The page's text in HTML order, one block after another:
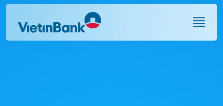
Skip to Main Content